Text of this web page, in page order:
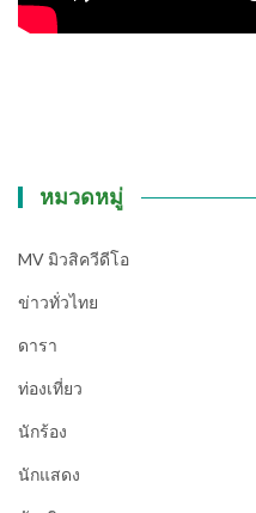
หมวดหมู่
MV มิวสิควีดีโอ
ข่าวทั่วไทย
ดารา
ท่องเที่ยว
นักร้อง
นักแสดง